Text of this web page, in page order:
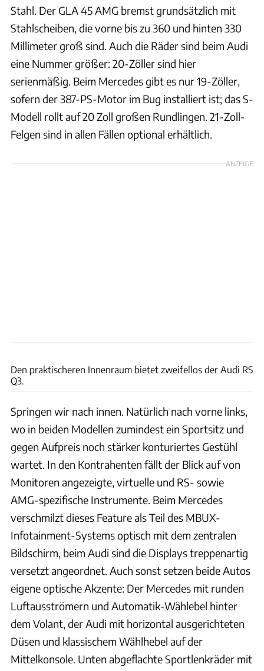
Stahl. Der GLA 45 AMG bremst grundsätzlich mit
Stahlscheiben, die vorne bis zu 360 und hinten 330
Millimeter groß sind. Auch die Räder sind beim Audi
eine Nummer größer: 20-Zöller sind hier
serienmäßig. Beim Mercedes gibt es nur 19-Zöller,
sofern der 387-PS-Motor im Bug installiert ist; das S-
Modell rollt auf 20 Zoll großen Rundlingen. 21-Zoll-
Felgen sind in allen Fällen optional erhältlich.
ANZEIGE
Den praktischeren Innenraum bietet zweifellos der Audi RS
Q3.
Springen wir nach innen. Natürlich nach vorne links,
wo in beiden Modellen zumindest ein Sportsitz und
gegen Aufpreis noch stärker konturiertes Gestühl
wartet. In den Kontrahenten fällt der Blick auf von
Monitoren angezeigte, virtuelle und RS- sowie
AMG-spezifische Instrumente. Beim Mercedes
verschmilzt dieses Feature als Teil des MBUX-
Infotainment-Systems optisch mit dem zentralen
Bildschirm, beim Audi sind die Displays treppenartig
versetzt angeordnet. Auch sonst setzen beide Autos
eigene optische Akzente: Der Mercedes mit runden
Luftausströmern und Automatik-Wählebel hinter
dem Volant, der Audi mit horizontal ausgerichteten
Düsen und klassischem Wählhebel auf der
Mittelkonsole. Unten abgeflachte Sportlenkräder mit